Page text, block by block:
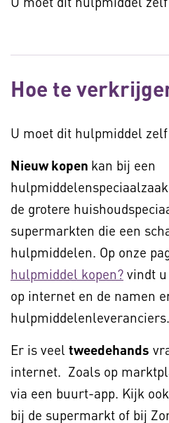
Hoe te
U moet dit hulpmiddel
Nieuw kopen kan bij een
de grotere
supermarkten die een
hulpmiddelen. Op onze
hulpmiddel kopen? vindt
op internet en de namen
hulpmiddelenleveranciers.
Er is veel tweedehands
internet. Zoals op
via een buurt-app. Kijk
bij de supermarkt of bij